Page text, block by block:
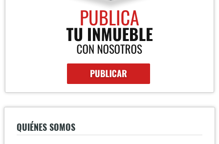
QUIÉNES SOMOS